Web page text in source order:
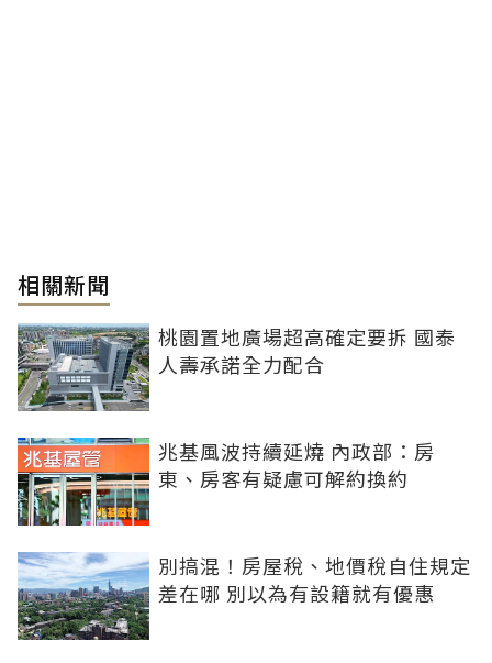
相關新聞
桃園置地廣場超高確定要拆 國泰
人壽承諾全力配合
兆基風波持續延燒 內政部：房
東、房客有疑慮可解約換約
別搞混！房屋稅、地價稅自住規定
差在哪 別以為有設籍就有優惠